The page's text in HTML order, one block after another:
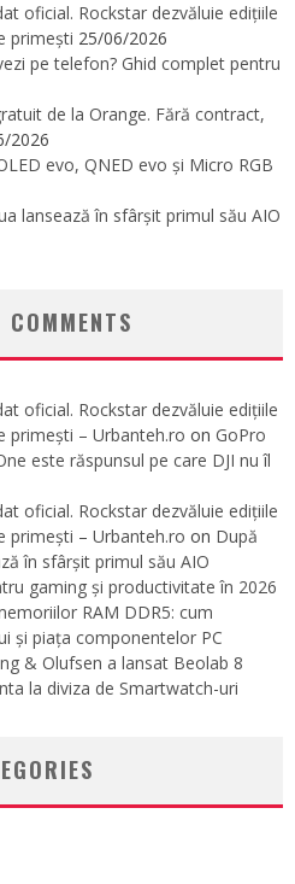
oficial. Rockstar dezvăluie edițiile
primești 25/06/2026
pe telefon? Ghid complet pentru
de la Orange. Fără contract,
2026
evo, QNED evo și Micro RGB
lansează în sfârșit primul său AIO
COMMENTS
oficial. Rockstar dezvăluie edițiile
primești – Urbanteh.ro on GoPro
este răspunsul pe care DJI nu îl
oficial. Rockstar dezvăluie edițiile
primești – Urbanteh.ro on După
în sfârșit primul său AIO
gaming și productivitate în 2026
RAM DDR5: cum
și piața componentelor PC
& Olufsen a lansat Beolab 8
la diviza de Smartwatch-uri